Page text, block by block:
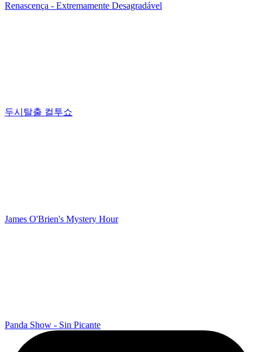
Renascença - Extremamente Desagradável
두시탈출 컬투쇼
James O'Brien's Mystery Hour
Panda Show - Sin Picante